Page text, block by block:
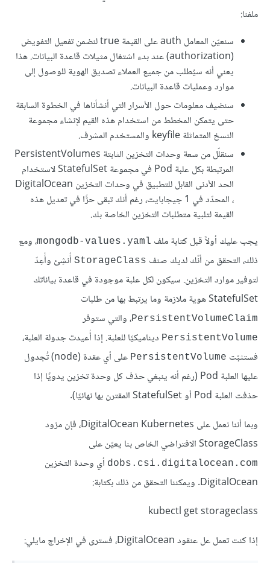
ملفنا:
سنعيّن المعامل auth على القيمة true لنضمن تفعيل التفويض
(authorization) عند بدء اشتغال مثيلات قاعدة البيانات. هذا
يعني أنه سيُطلب من جميع العملاء تصديق الهوية للوصول إلى
موارد وعمليات قاعدة البيانات.
سنضيف معلومات حول الأسرار التي أنشأناها في الخطوة السابقة
حتى يتمكن المخطط من استخدام هذه القيم لإنشاء مجموعة
النسخ المتماثلة keyfile والمستخدم المشرف.
سنقلّل من سعة وحدات التخزين الثابتة PersistentVolumes
المرتبطة بكل علبة Pod في مجموعة StatefulSet لاستخدام
الحد الأدنى القابل للتطبيق في وحدات التخزين DigitalOcean
، المحدّد في 1 جيجابايت، رغم أنك تبقى حرًّا في تعديل هذه
القيمة لتلبية متطلبات التخزين الخاصة بك.
يجب عليك أولاً قبل كتابة ملف mongodb-values.yaml، ومع
ذلك، التحقق من أنّك لديك صنف StorageClass أُنشِئ وأُعِدّ
لتوفير موارد التخزين. سيكون لكل علبة موجودة في قاعدة بياناتك
StatefulSet هوية ملازمة وما يرتبط بها من طلبات
PersistentVolumeClaim، والتي ستوفر
PersistentVolume ديناميكيًا للعلبة. إذا أُعيدت جدولة العلبة،
فستثبّت PersistentVolume
على أي عقدة (node) تُجدول
عليها العلبة Pod (رغم أنه ينبغي حذف كل وحدة تخزين يدويًا إذا
حذفت العلبة Pod أو StatefulSet المقترن بها نهائيًا).
وبما أننا نعمل على DigitalOcean Kubernetes، فإن مزود
StorageClass الافتراضي الخاص بنا يعيّن على
dobs.csi.digitalocean.com أي وحدة التخزين
DigitalOcean. ويمكننا التحقق من ذلك بكتابة:
kubectl get storageclass
إذا كنت تعمل عل عنقود DigitalOcean، فسترى في الإخراج مايلي: